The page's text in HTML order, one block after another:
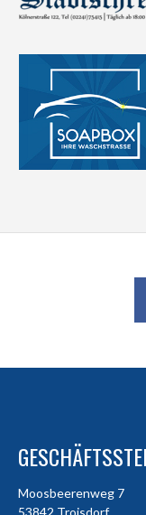
Moosbeerenweg 7
53842 Troisdorf